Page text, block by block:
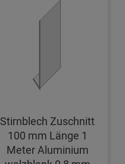
Stirnblech Zuschnitt
100 mm Länge 1
Meter Aluminium